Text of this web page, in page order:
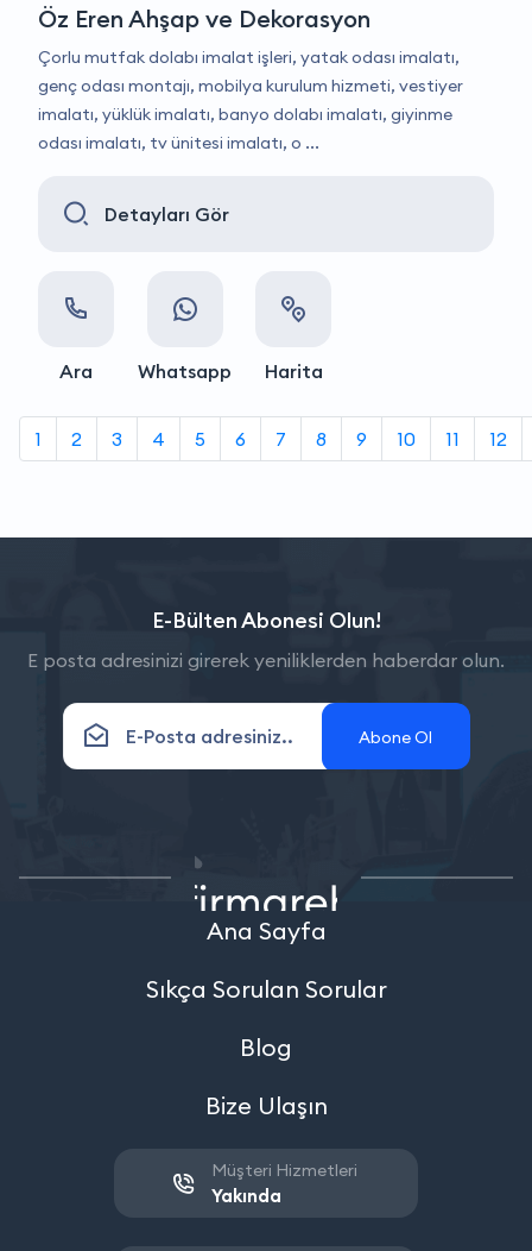
Öz Eren Ahşap ve Dekorasyon
Çorlu mutfak dolabı imalat işleri, yatak odası imalatı,
genç odası montajı, mobilya kurulum hizmeti, vestiyer
imalatı, yüklük imalatı, banyo dolabı imalatı, giyinme
odası imalatı, tv ünitesi imalatı, o ...
Detayları Gör
Ara Whatsapp Harita
1 2 3 4 5 6 7 8 9 10 11 12
E-Bülten Abonesi Olun!
E posta adresinizi girerek yeniliklerden haberdar olun.
Abone Ol
Ana Sayfa
Sıkça Sorulan Sorular
Blog
Bize Ulaşın
Müşteri Hizmetleri
Yakında